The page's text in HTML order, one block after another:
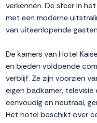
verkennen. De sfeer in
met een moderne
van uiteenlopende
De kamers van Hotel
en bieden voldoende
verblijf. Ze zijn voorzien
eigen badkamer, televisie
eenvoudig en neutraal,
Het hotel beschikt over